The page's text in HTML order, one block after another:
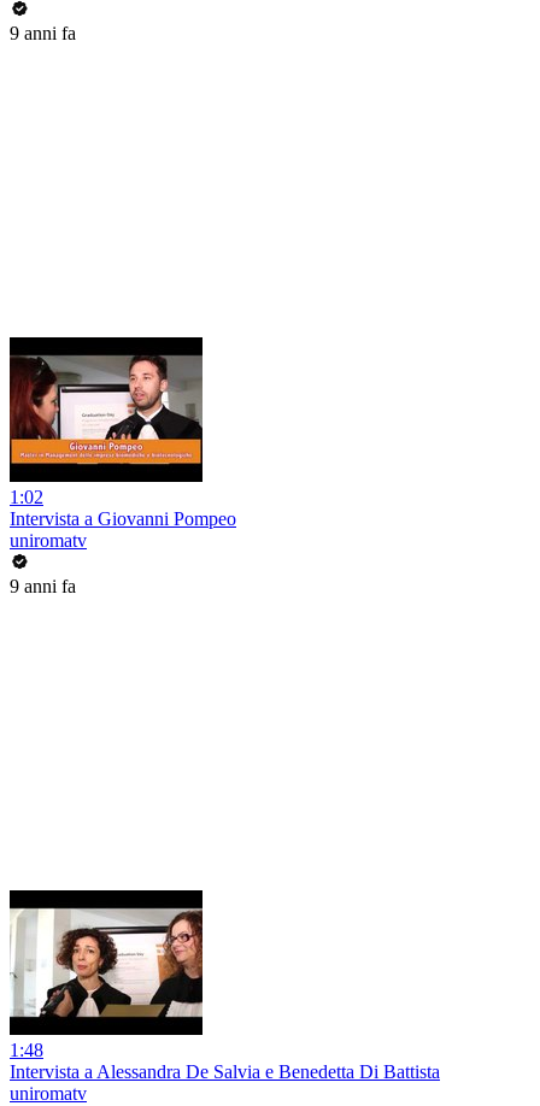
9 anni fa
1:02
Intervista a Giovanni Pompeo
uniromatv
9 anni fa
1:48
Intervista a Alessandra De Salvia e Benedetta Di Battista
uniromatv